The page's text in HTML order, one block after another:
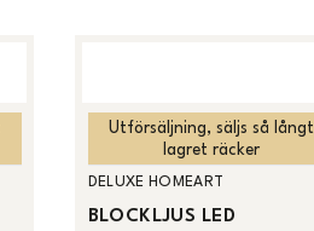
Utförsäljning, säljs så långt
lagret räcker
DELUXE HOMEART
BLOCKLJUS LED